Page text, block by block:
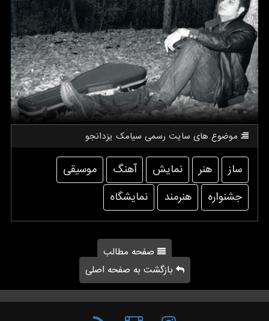
موضوع های سایت رسمی سیامك یزدانجو
ساز هنر نمایش آهنگ
موسیقی
جشنواره
هنرمند نمایشگاه
صفحه مطالب
بازگشت به صفحه اصلی